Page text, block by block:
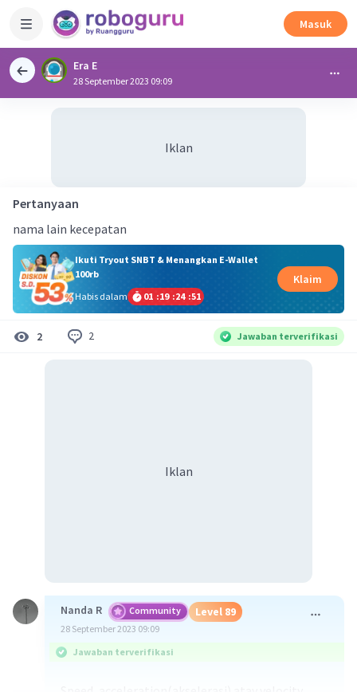
Masuk
Era E
28 September 2023 09:09
Iklan
Pertanyaan
nama lain kecepatan
Ikuti Tryout SNBT & Menangkan E-Wallet
100rb
Habis dalam
01 :19 :24 :50
Klaim
2 2 Jawaban terverifikasi
Iklan
Nanda R Community Level 89
28 September 2023 09:09
Jawaban terverifikasi